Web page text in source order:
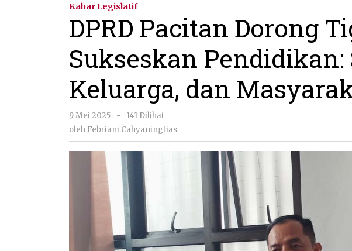
Pilar
Utama
Sukseskan
Pendidikan:
Keluarga,
dan
Kabar Legislatif
DPRD Pacitan Dorong
Sukseskan Pendidikan:
Keluarga, dan
9 Mei 2025
oleh
Febriani
Cahyaningtias
-
141 Dilihat
oleh Febriani Cahyaningtias